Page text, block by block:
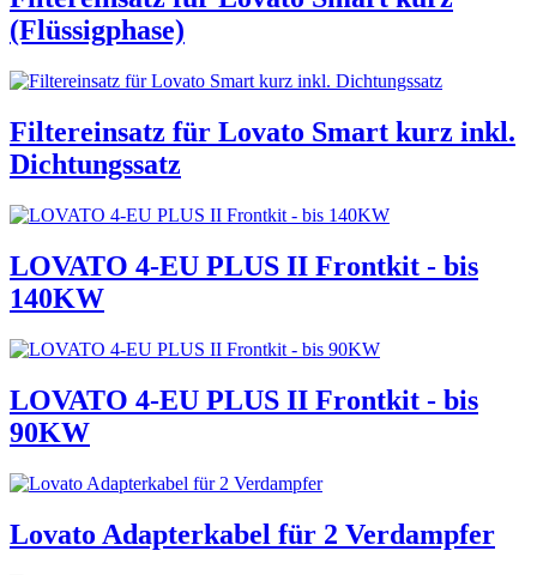
(Flüssigphase)
Filtereinsatz für Lovato Smart kurz inkl.
Dichtungssatz
LOVATO 4-EU PLUS II Frontkit - bis
140KW
LOVATO 4-EU PLUS II Frontkit - bis
90KW
Lovato Adapterkabel für 2 Verdampfer